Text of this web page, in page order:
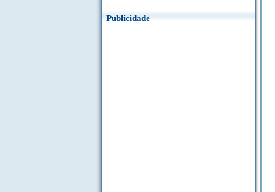
Publicidade